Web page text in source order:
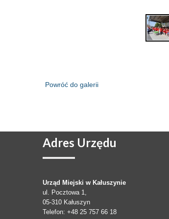
Powróć do galerii
Adres Urzędu
Urząd Miejski w Kałuszynie
ul. Pocztowa 1,
05-310 Kałuszyn
Telefon: +48 25 757 66 18